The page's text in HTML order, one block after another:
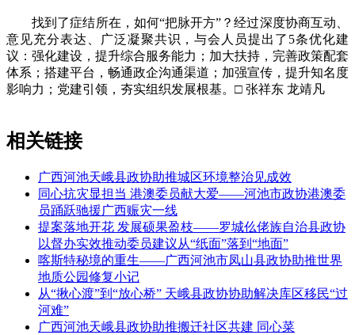
找到了症结所在，如何“把脉开方”？经过深度协商互动、
意见充分表达、广泛凝聚共识，与会人员提出了5条优化建
议：强化建设，提升综合服务能力；加大扶持，完善政策配套
体系；搭建平台，畅通政企沟通渠道；加强宣传，提升知名度
影响力；党建引领，夯实组织发展根基。□ 张祥东 龙靖凡
相关链接
广西河池天峨县政协助推城区环境整治见成效
同心抗灾显担当 港澳委员献大爱——河池市政协港澳委
员踊跃驰援广西赈灾一线
提案落地开花 发展硕果盈枝——罗城仫佬族自治县政协
以督办实效推动委员建议从“纸面”落到“地面”
喀斯特秘境的重生——广西河池市凤山县政协助推世界
地质公园修复小记
从“揪心渡”到“放心桥” 天峨县政协协助解决库区移民“过
河难”
广西河池天峨县政协助推搬迁社区共建 同心菜